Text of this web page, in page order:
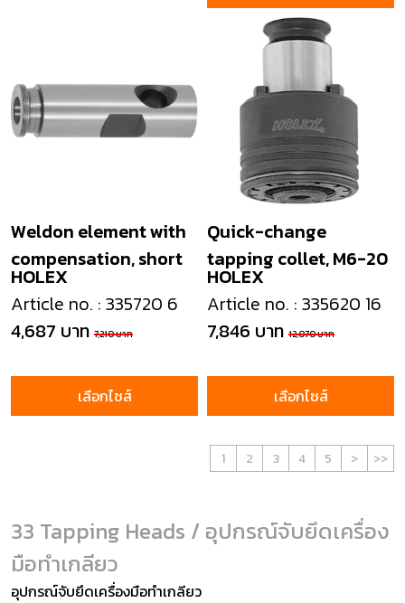
HOLEX
Weldon element with
compensation, short
Article no. : 335720 6
4,687 บาท 7,210 บาท
เลือกไซส์
HOLEX
Quick-change
tapping collet, M6-20
Article no. : 335620 16
7,846 บาท 12,070 บาท
เลือกไซส์
1 2 3 4 5 > >>
33 Tapping Heads / อุปกรณ์จับยึดเครื่อง
มือทำเกลียว
อุปกรณ์จับยึดเครื่องมือทำเกลียว